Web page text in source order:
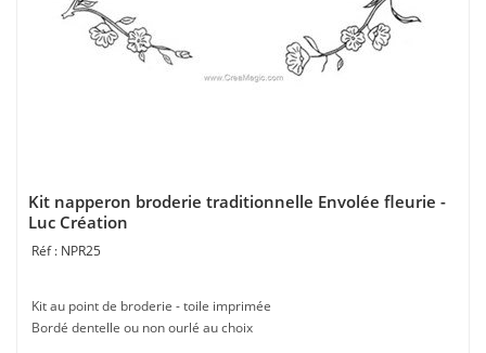
Kit napperon broderie traditionnelle Envolée fleurie -
Luc Création
NPR25
Kit au point de broderie - toile imprimée
Bordé dentelle ou non ourlé au choix